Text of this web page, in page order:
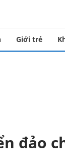
Giới trẻ
đảo